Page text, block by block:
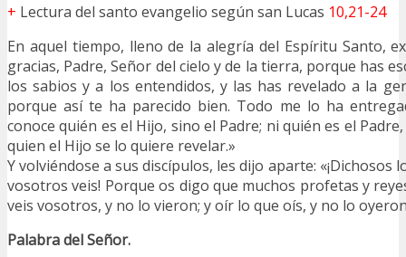
+ Lectura del santo evangelio según san Lucas 10,21-24
En aquel tiempo, lleno de la alegría del Espíritu Santo,
gracias, Padre, Señor del cielo y de la tierra, porque has
los sabios y a los entendidos, y las has revelado a la
porque así te ha parecido bien. Todo me lo ha
conoce quién es el Hijo, sino el Padre; ni quién es el
quien el Hijo se lo quiere revelar.»
Y volviéndose a sus discípulos, les dijo aparte: «¡Dichosos
vosotros veis! Porque os digo que muchos profetas y
veis vosotros, y no lo vieron; y oír lo que oís, y no lo
Palabra del Señor.